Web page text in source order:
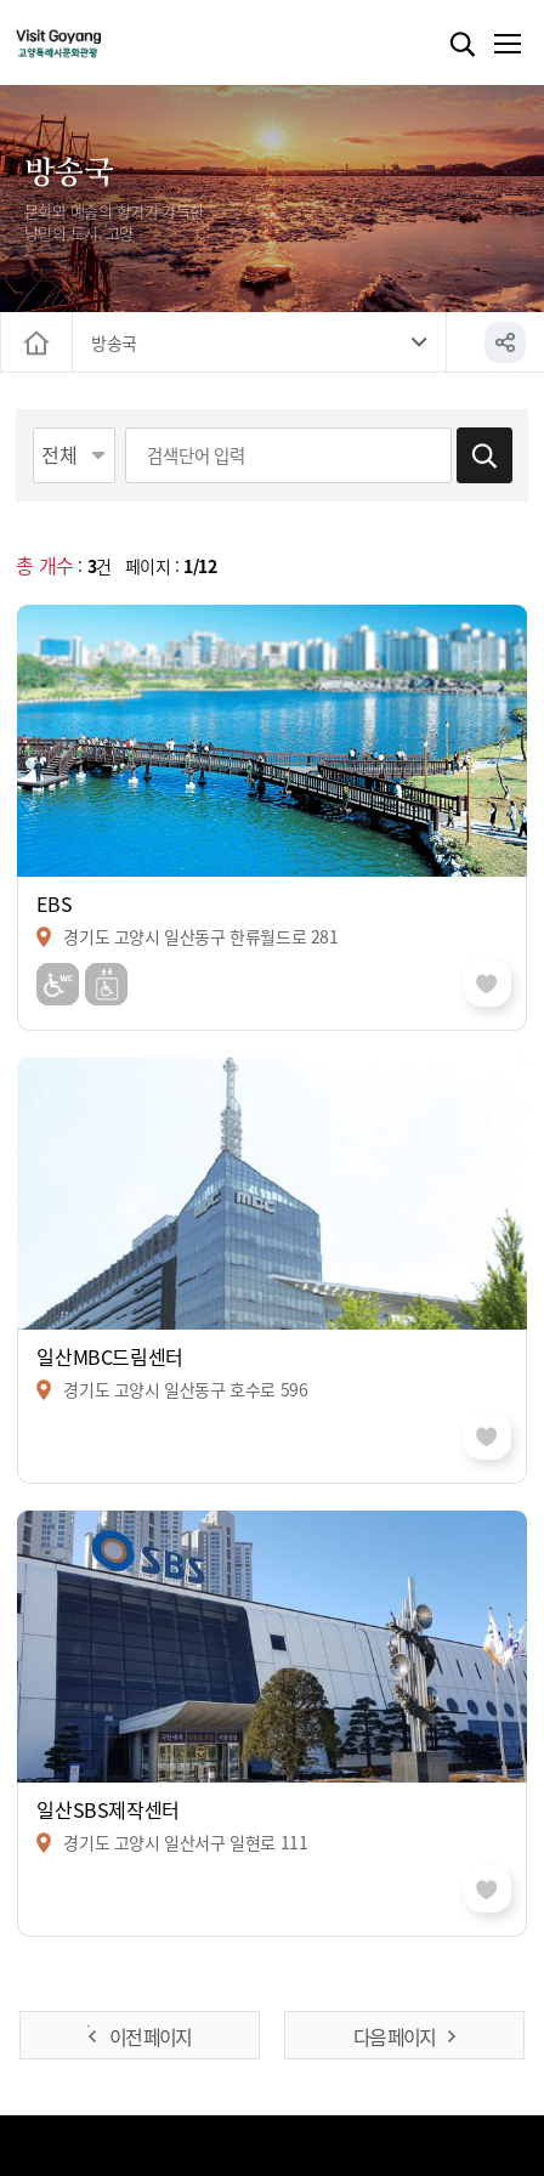
방송국
문화와 예술의 향기가 가득한
낭만의 도시, 고양
방송국
총 개수 : 3건 페이지 : 1/12
EBS
경기도 고양시 일산동구 한류월드로 281
일산MBC드림센터
경기도 고양시 일산동구 호수로 596
일산SBS제작센터
경기도 고양시 일산서구 일현로 111
이전 페이지 다음 페이지